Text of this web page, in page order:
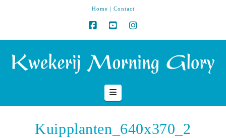
Home | Contact
Navigation
Kuipplanten_640x370_2